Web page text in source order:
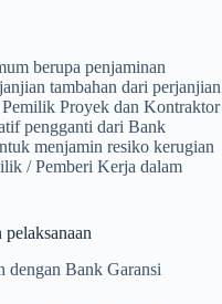
berupa penjaminan
tambahan dari perjanjian
Proyek dan Kontraktor
pengganti dari Bank
menjamin resiko kerugian
/ Pemberi Kerja dalam
dengan Bank Garansi